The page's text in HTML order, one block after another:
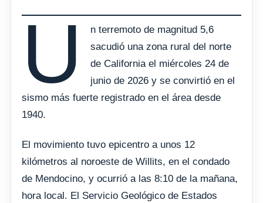
U
n terremoto de magnitud 5,6
sacudió una zona rural del norte
de California el miércoles 24 de
junio de 2026 y se convirtió en el
sismo más fuerte registrado en el área desde
1940.
El movimiento tuvo epicentro a unos 12
kilómetros al noroeste de Willits, en el condado
de Mendocino, y ocurrió a las 8:10 de la mañana,
hora local. El Servicio Geológico de Estados